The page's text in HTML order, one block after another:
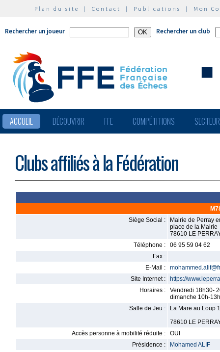
Plan du site | Contact | Publications | Mon
Rechercher un joueur Rechercher un club
ACCUEIL DÉCOUVRIR FFE COMPÉTITIONS
Clubs affiliés à la Fédération
Siège Social :
Mairie de Perray
place de la Mairie
78610 LE
Téléphone :
06 95 59 04 62
Fax :
E-Mail :
Site Internet :
https://
Horaires :
Vendredi 18h30-
dimanche 10h-
Salle de Jeu :
La Mare au Loup
78610 LE
Accès personne à mobilité réduite :
OUI
Présidence :
Mohamed ALIF